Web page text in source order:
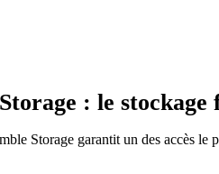
: le
Storage garantit un des accès le